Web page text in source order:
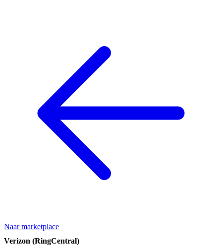
Naar marketplace
Verizon (RingCentral)